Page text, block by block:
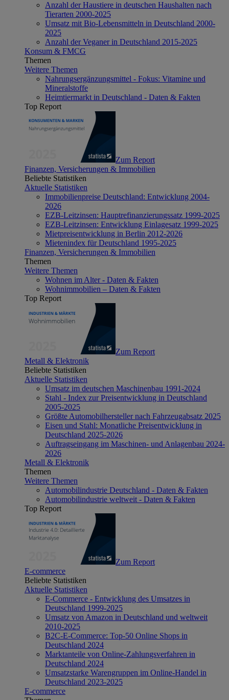
Anzahl der Haustiere in deutschen Haushalten nach
Tierarten 2000-2025
Umsatz mit Bio-Lebensmitteln in Deutschland 2000-
2025
Anzahl der Veganer in Deutschland 2015-2025
Konsum & FMCG
Themen
Weitere Themen
Nahrungsergänzungsmittel - Fokus: Vitamine und
Mineralstoffe
Heimtiermarkt in Deutschland - Daten & Fakten
Top Report
Zum Report
Finanzen, Versicherungen & Immobilien
Beliebte Statistiken
Aktuelle Statistiken
Immobilienpreise Deutschland: Entwicklung 2004-
2026
EZB-Leitzinsen: Hauptrefinanzierungssatz 1999-2025
EZB-Leitzinsen: Entwicklung Einlagesatz 1999-2025
Mietpreisentwicklung in Berlin 2012-2026
Mietenindex für Deutschland 1995-2025
Finanzen, Versicherungen & Immobilien
Themen
Weitere Themen
Wohnen im Alter - Daten & Fakten
Wohnimmobilien – Daten & Fakten
Top Report
Zum Report
Metall & Elektronik
Beliebte Statistiken
Aktuelle Statistiken
Umsatz im deutschen Maschinenbau 1991-2024
Stahl - Index zur Preisentwicklung in Deutschland
2005-2025
Größte Automobilhersteller nach Fahrzeugabsatz 2025
Eisen und Stahl: Monatliche Preisentwicklung in
Deutschland 2025-2026
Auftragseingang im Maschinen- und Anlagenbau 2024-
2026
Metall & Elektronik
Themen
Weitere Themen
Automobilindustrie Deutschland - Daten & Fakten
Automobilindustrie weltweit - Daten & Fakten
Top Report
Zum Report
E-commerce
Beliebte Statistiken
Aktuelle Statistiken
E-Commerce - Entwicklung des Umsatzes in
Deutschland 1999-2025
Umsatz von Amazon in Deutschland und weltweit
2010-2025
B2C-E-Commerce: Top-50 Online Shops in
Deutschland 2024
Marktanteile von Online-Zahlungsverfahren in
Deutschland 2024
Umsatzstarke Warengruppen im Online-Handel in
Deutschland 2023-2025
E-commerce